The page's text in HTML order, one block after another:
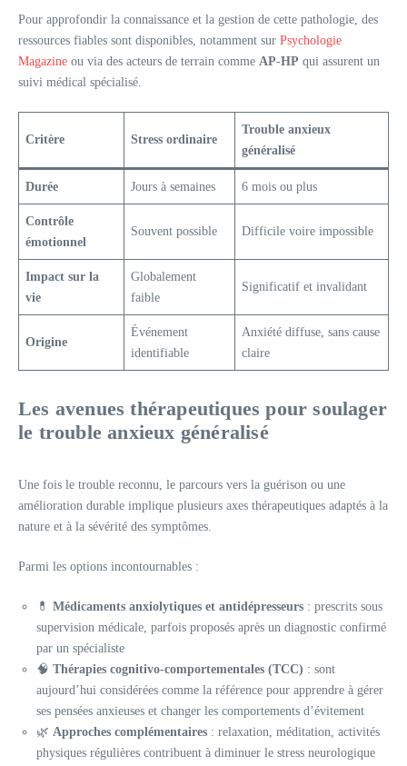
Pour approfondir la connaissance et la gestion de cette pathologie, des
ressources fiables sont disponibles, notamment sur Psychologie
Magazine ou via des acteurs de terrain comme AP-HP qui assurent un
suivi médical spécialisé.
Critère Stress ordinaire
Trouble anxieux
généralisé
Durée Jours à semaines 6 mois ou plus
Contrôle
émotionnel
Souvent possible Difficile voire impossible
Impact sur la
vie
Globalement
faible
Significatif et invalidant
Origine
Événement
identifiable
Anxiété diffuse, sans cause
claire
Les avenues thérapeutiques pour soulager
le trouble anxieux généralisé
Une fois le trouble reconnu, le parcours vers la guérison ou une
amélioration durable implique plusieurs axes thérapeutiques adaptés à la
nature et à la sévérité des symptômes.
Parmi les options incontournables :
💊 Médicaments anxiolytiques et antidépresseurs : prescrits sous
supervision médicale, parfois proposés après un diagnostic confirmé
par un spécialiste
🧠 Thérapies cognitivo-comportementales (TCC) : sont
aujourd’hui considérées comme la référence pour apprendre à gérer
ses pensées anxieuses et changer les comportements d’évitement
🌿 Approches complémentaires : relaxation, méditation, activités
physiques régulières contribuent à diminuer le stress neurologique